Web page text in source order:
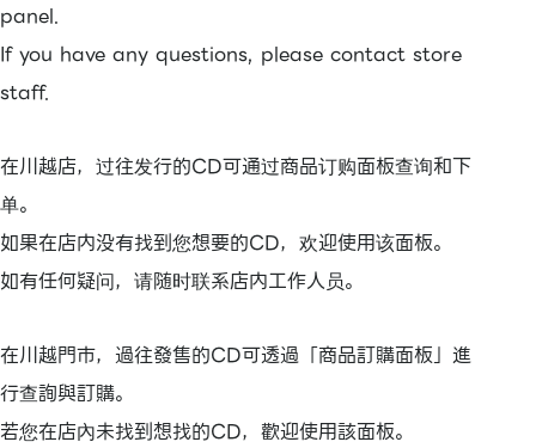
panel.
If you have any questions, please contact store
staff.
在川越店，过往发行的CD可通过商品订购面板查询和下
单。
如果在店内没有找到您想要的CD，欢迎使用该面板。
如有任何疑问，请随时联系店内工作人员。
在川越門市，過往發售的CD可透過「商品訂購面板」進
行查詢與訂購。
若您在店內未找到想找的CD，歡迎使用該面板。